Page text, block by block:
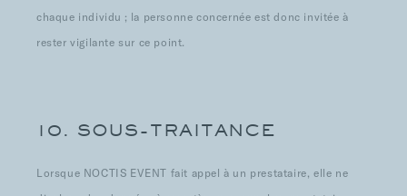
chaque individu ; la personne concernée est donc invitée à
rester vigilante sur ce point.
10. SOUS-TRAITANCE
Lorsque NOCTIS EVENT fait appel à un prestataire, elle ne